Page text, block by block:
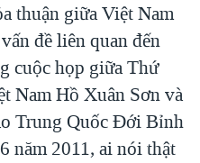
thuận giữa Việt Nam
đề liên quan đến
cuộc họp giữa Thứ
Nam Hồ Xuân Sơn và
Trung Quốc Đới Bỉnh
năm 2011, ai nói thật